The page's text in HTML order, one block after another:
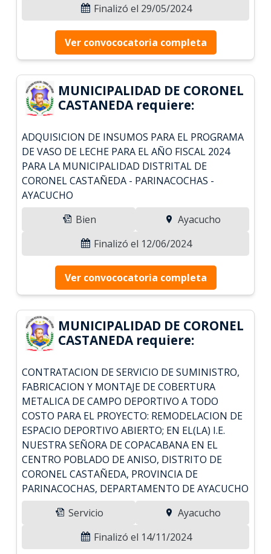
Finalizó el 29/05/2024
Ver convococatoria completa
MUNICIPALIDAD DE CORONEL
CASTANEDA requiere:
ADQUISICION DE INSUMOS PARA EL PROGRAMA
DE VASO DE LECHE PARA EL AÑO FISCAL 2024
PARA LA MUNICIPALIDAD DISTRITAL DE
CORONEL CASTAÑEDA - PARINACOCHAS -
AYACUCHO
Bien
Ayacucho
Finalizó el 12/06/2024
Ver convococatoria completa
MUNICIPALIDAD DE CORONEL
CASTANEDA requiere:
CONTRATACION DE SERVICIO DE SUMINISTRO,
FABRICACION Y MONTAJE DE COBERTURA
METALICA DE CAMPO DEPORTIVO A TODO
COSTO PARA EL PROYECTO: REMODELACION DE
ESPACIO DEPORTIVO ABIERTO; EN EL(LA) I.E.
NUESTRA SEÑORA DE COPACABANA EN EL
CENTRO POBLADO DE ANISO, DISTRITO DE
CORONEL CASTAÑEDA, PROVINCIA DE
PARINACOCHAS, DEPARTAMENTO DE AYACUCHO
Servicio
Ayacucho
Finalizó el 14/11/2024